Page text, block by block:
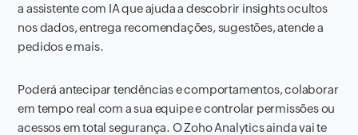
a assistente com IA que ajuda a descobrir insights ocultos
nos dados, entrega recomendações, sugestões, atende a
pedidos e mais.
Poderá antecipar tendências e comportamentos, colaborar
em tempo real com a sua equipe e controlar permissões ou
acessos em total segurança. O Zoho Analytics ainda vai te